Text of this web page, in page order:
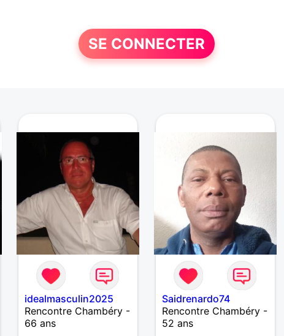
SE CONNECTER
idealmasculin2025
Rencontre Chambéry -
66 ans
Saidrenardo74
Rencontre Chambéry -
52 ans